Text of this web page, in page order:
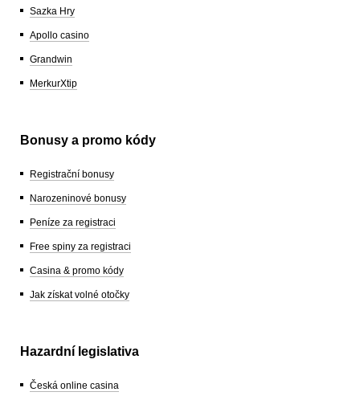
Sazka Hry
Apollo casino
Grandwin
MerkurXtip
Bonusy a promo kódy
Registrační bonusy
Narozeninové bonusy
Peníze za registraci
Free spiny za registraci
Casina & promo kódy
Jak získat volné otočky
Hazardní legislativa
Česká online casina